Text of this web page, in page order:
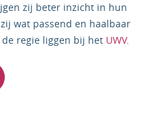
zij beter inzicht in hun
wat passend en haalbaar
regie liggen bij het UWV.